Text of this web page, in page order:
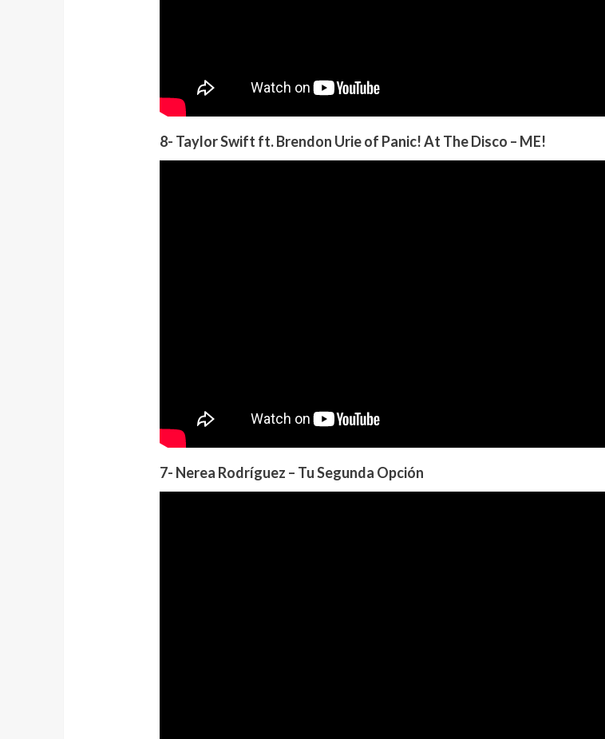
8- Taylor Swift ft. Brendon Urie of Panic!At The Disco – ME!
7- Nerea Rodríguez – Tu Segunda Opción